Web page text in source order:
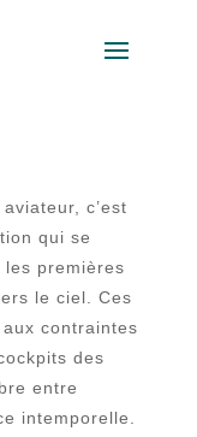
c’est
qui se
premières
le ciel. Ces
contraintes
des
entre
intemporelle.